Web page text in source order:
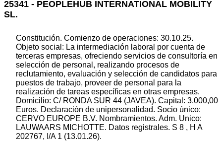
25341 - PEOPLEHUB INTERNATIONAL MOBILITY
SL.
Constitución. Comienzo de operaciones: 30.10.25.
Objeto social: La intermediación laboral por cuenta de
terceras empresas, ofreciendo servicios de consultoría en
selección de personal, realizando procesos de
reclutamiento, evaluación y selección de candidatos para
puestos de trabajo, proveer de personal para la
realización de tareas específicas en otras empresas.
Domicilio: C/ RONDA SUR 44 (JAVEA). Capital: 3.000,00
Euros. Declaración de unipersonalidad. Socio único:
CERVO EUROPE B.V. Nombramientos. Adm. Unico:
LAUWAARS MICHOTTE. Datos registrales. S 8 , H A
202767, I/A 1 (13.01.26).